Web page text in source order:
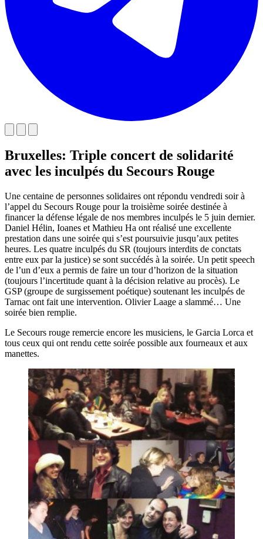
Bruxelles: Triple concert de solidarité
avec les inculpés du Secours Rouge
Une centaine de personnes solidaires ont répondu vendredi soir à
l’appel du Secours Rouge pour la troisième soirée destinée à
financer la défense légale de nos membres inculpés le 5 juin dernier.
Daniel Hélin, Ioanes et Mathieu Ha ont réalisé une excellente
prestation dans une soirée qui s’est poursuivie jusqu’aux petites
heures. Les quatre inculpés du SR (toujours interdits de conctats
entre eux par la justice) se sont succédés à la soirée. Un petit speech
de l’un d’eux a permis de faire un tour d’horizon de la situation
(toujours l’incertitude quant à la décision relative au procès). Le
GSP (groupe de surgissement poétique) soutenant les inculpés de
Tarnac ont fait une intervention. Olivier Laage a slammé… Une
soirée bien remplie.
Le Secours rouge remercie encore les musiciens, le Garcia Lorca et
tous ceux qui ont rendu cette soirée possible aux fourneaux et aux
manettes.